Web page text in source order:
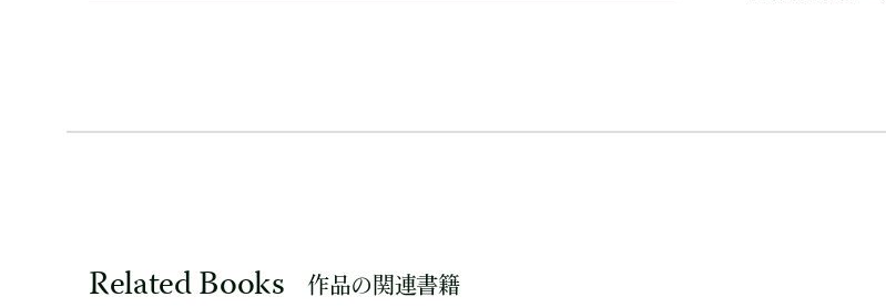
Related Books 作品の関連書籍